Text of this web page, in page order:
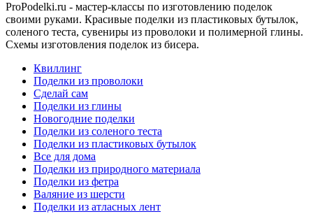
ProPodelki.ru - мастер-классы по изготовлению поделок
своими руками. Красивые поделки из пластиковых бутылок,
соленого теста, сувениры из проволоки и полимерной глины.
Схемы изготовления поделок из бисера.
Квиллинг
Поделки из проволоки
Сделай сам
Поделки из глины
Новогодние поделки
Поделки из соленого теста
Поделки из пластиковых бутылок
Все для дома
Поделки из природного материала
Поделки из фетра
Валяние из шерсти
Поделки из атласных лент